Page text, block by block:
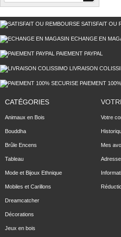
SATISFAIT OU
ECHANGE EN
PAIEMENT PAYPAL
LIVRAISON
PAIEMENT
CATÉGORIES
Animaux en Bois
Bouddha
Brûle Encens
Tableau
Mode et Bijoux Ethnique
Mobiles et Carillons
Dreamcatcher
Décorations
Jeux en bois
Votre
Mes